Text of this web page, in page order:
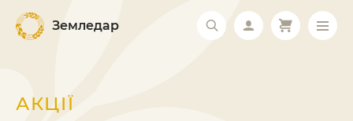
Земледар
АКЦІЇ